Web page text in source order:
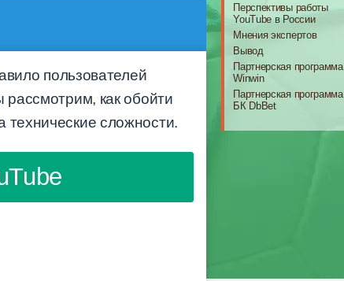
пользователей
рассмотрим, как обойти
сложности.
Перспективы работы
YouTube в России
Мнения экспертов
Вывод
Партнерская программа
Winwin
Партнерская программа
БК DbBet